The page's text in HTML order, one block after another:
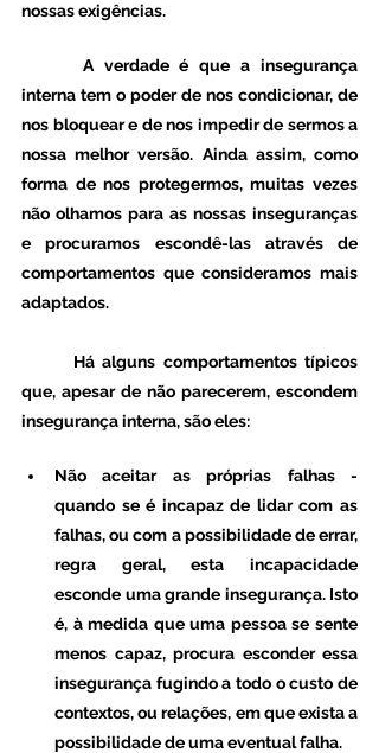
nossas exigências.
interna tem o poder de nos condicionar, de
nos bloquear e de nos impedir de sermos a
nossa melhor versão. Ainda assim, como
forma de nos protegermos, muitas vezes
não olhamos para as nossas inseguranças
e procuramos escondê-las através de
comportamentos que consideramos mais
adaptados.
que, apesar de não parecerem, escondem
insegurança interna, são eles:
Não aceitar as próprias falhas -
quando se é incapaz de lidar com as
falhas, ou com a possibilidade de errar,
regra geral, esta incapacidade
esconde uma grande insegurança. Isto
é, à medida que uma pessoa se sente
menos capaz, procura esconder essa
insegurança fugindo a todo o custo de
contextos, ou relações, em que exista a
possibilidade de uma eventual falha.